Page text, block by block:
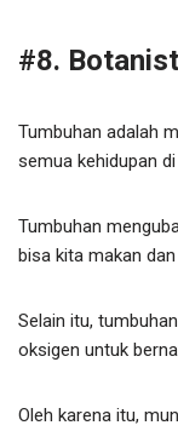
#8. Botanist
Tumbuhan adalah
semua kehidupan
Tumbuhan
bisa kita makan
Selain itu,
oksigen untuk
Oleh karena itu,